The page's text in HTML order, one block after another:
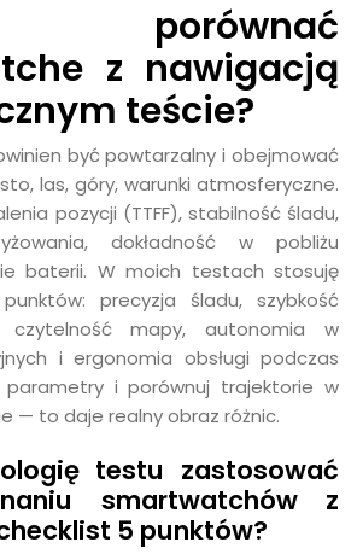
z nawigacją
teście?
być powtarzalny i obejmować
las, góry, warunki atmosferyczne.
pozycji (TTFF), stabilność śladu,
dokładność w pobliżu
baterii. W moich testach stosuję
precyzja śladu, szybkość
czytelność mapy, autonomia w
i ergonomia obsługi podczas
parametry i porównuj trajektorie w
— to daje realny obraz różnic.
testu zastosować
smartwatchów z
5 punktów?